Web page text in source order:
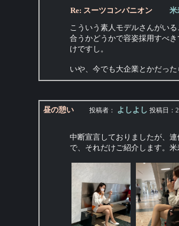
Re: スーツコンパニオン 米
こういう素人モデルさんがい
合うかどうかで容姿採用すべ
けですし。
いや、今でも大企業とかだっ
昼の憩い 投稿者： よしよし 投稿日：
中断宣言しておりましたが、
で、それだけご紹介します。